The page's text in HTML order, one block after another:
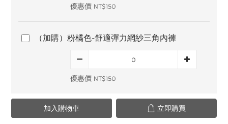
優惠價 NT$150
（加購）粉橘色-舒適彈力網紗三角內褲
優惠價 NT$150
加入購物車 立即購買